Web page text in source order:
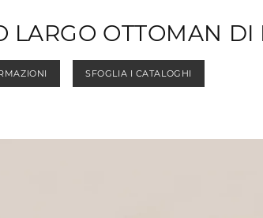
LARGO OTTOMAN DI
SFOGLIA I CATALOGHI